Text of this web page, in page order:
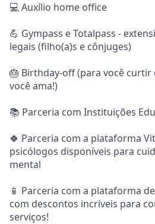
💻 Auxílio home office
💪 Gympass e Totalpass -
legais (filho(a)s e cônjuges)
🎂 Birthday-off (para você curtir
você ama!)
📚 Parceria com Instituições
🍀 Parceria com a plataforma
psicólogos disponíveis para
mental
📱 Parceria com a plataforma
com descontos incríveis para
serviços!